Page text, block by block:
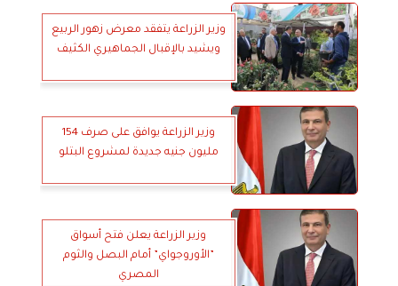
وزير الزراعة يتفقد معرض زهور الربيع
ويشيد بالإقبال الجماهيري الكثيف
وزير الزراعة يوافق على صرف 154
مليون جنيه جديدة لمشروع البتلو
وزير الزراعة يعلن فتح أسواق
”الأوروجواي” أمام البصل والثوم
المصري